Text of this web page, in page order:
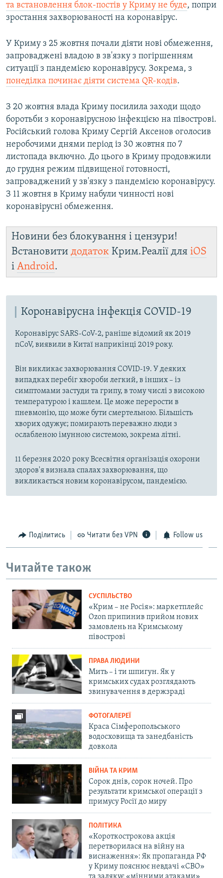
та встановлення блок-постів у Криму не буде, попри
зростання захворюваності на коронавірус.
У Криму з 25 жовтня почали діяти нові обмеження,
запроваджені владою в зв'язку з погіршенням
ситуації з пандемією коронавірусу. Зокрема, з
понеділка починає діяти система QR-кодів.
З 20 жовтня влада Криму посилила заходи щодо
боротьби з коронавірусною інфекцією на півострові.
Російський голова Криму Сергій Аксенов оголосив
неробочими днями період із 30 жовтня по 7
листопада включно. До цього в Криму продовжили
до грудня режим підвищеної готовності,
запроваджений у зв'язку з пандемією коронавірусу.
З 11 жовтня в Криму набули чинності нові
коронавірусні обмеження.
Новини без блокування і цензури!
Встановити додаток Крим.Реалії для iOS
і Android.
Коронавірусна інфекція COVID-19
Коронавірус SARS-CoV-2, раніше відомий як 2019
nCoV, виявили в Китаї наприкінці 2019 року.
Він викликає захворювання COVID-19. У деяких
випадках перебіг хвороби легкий, в інших – із
симптомами застуди та грипу, в тому числі з високою
температурою і кашлем. Це може перерости в
пневмонію, що може бути смертельною. Більшість
хворих одужує; помирають переважно люди з
ослабленою імунною системою, зокрема літні.
11 березня 2020 року Всесвітня організація охорони
здоров'я визнала спалах захворювання, що
викликається новим коронавірусом, пандемією.
Поділитись Читати без VPN Follow us
Читайте також
СУСПІЛЬСТВО
«Крим – не Росія»: маркетплейс
Ozon припинив прийом нових
замовлень на Кримському
півострові
ПРАВА ЛЮДИНИ
Мить – і ти шпигун. Як у
кримських судах розглядають
звинувачення в держзраді
ФОТОГАЛЕРЕЇ
Краса Сімферопольського
водосховища та занедбаність
довкола
ВІЙНА ТА КРИМ
Сорок днів, сорок ночей. Про
результати кримської операції з
примусу Росії до миру
ПОЛІТИКА
«Короткострокова акція
перетворилася на війну на
виснаження»: Як пропаганда РФ
у Криму пояснює невдачі «СВО»